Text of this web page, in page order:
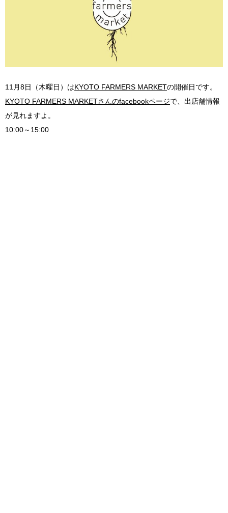
11月8日（木曜日）はKYOTO FARMERS MARKETの開催日です。
KYOTO FARMERS MARKETさんのfacebookページで、出店舗情報
が見れますよ。
10:00～15:00